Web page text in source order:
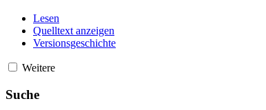
Lesen
Quelltext anzeigen
Versionsgeschichte
Weitere
Suche